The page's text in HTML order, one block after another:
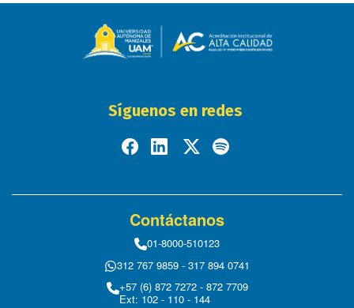
Síguenos en redes
Contáctanos
01-8000-510123
312 767 9859 - 317 894 0741
+57 (6) 872 7272 - 872 7709
Ext: 102 - 110 - 144